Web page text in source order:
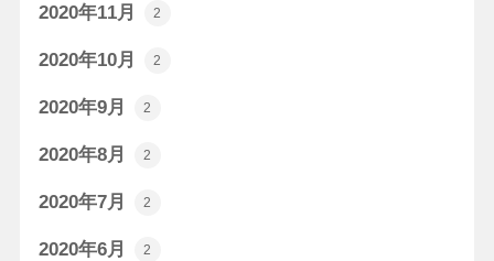
2020年11月 2
2020年10月 2
2020年9月 2
2020年8月 2
2020年7月 2
2020年6月 2